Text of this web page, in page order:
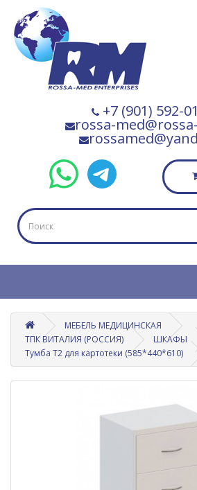
+7 (901) 592-
rossa-
МЕБЕЛЬ МЕДИЦИНСКАЯ
ТПК ВИТАЛИЯ (РОССИЯ)
ШКАФЫ
Тумба Т2 для картотеки (585*440*610)